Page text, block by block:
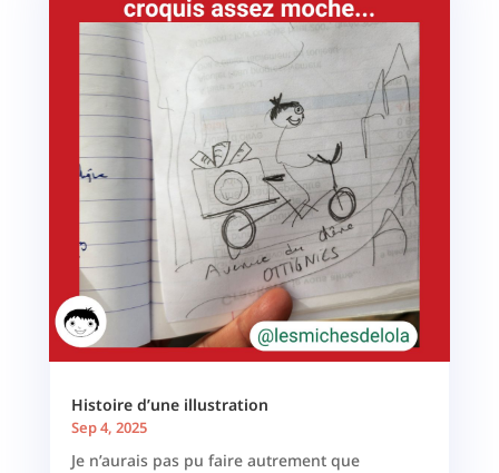
Histoire d’une illustration
Sep 4, 2025
Je n’aurais pas pu faire autrement que